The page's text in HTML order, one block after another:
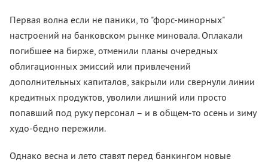
Первая волна если не паники, то "форс-минорных"
настроений на банковском рынке миновала. Оплакали
погибшее на бирже, отменили планы очередных
облигационных эмиссий или привлечений
дополнительных капиталов, закрыли или свернули линии
кредитных продуктов, уволили лишний или просто
попавший под руку персонал – и в общем-то осень и зиму
худо-бедно пережили.
Однако весна и лето ставят перед банкингом новые